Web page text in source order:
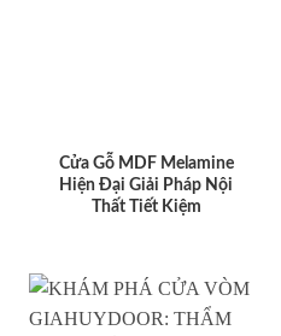
Cửa Gỗ MDF Melamine
Hiện Đại Giải Pháp Nội
Thất Tiết Kiệm